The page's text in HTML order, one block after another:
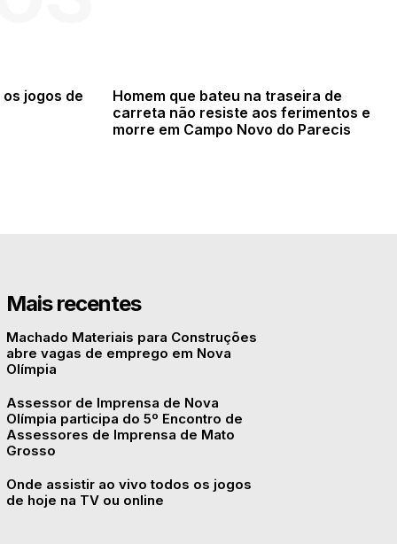
jogos de
Homem que bateu na traseira de
carreta não resiste aos ferimentos e
morre em Campo Novo do Parecis
Mais recentes
Machado Materiais para Construções
abre vagas de emprego em Nova
Olímpia
Assessor de Imprensa de Nova
Olímpia participa do 5º Encontro de
Assessores de Imprensa de Mato
Grosso
Onde assistir ao vivo todos os jogos
de hoje na TV ou online